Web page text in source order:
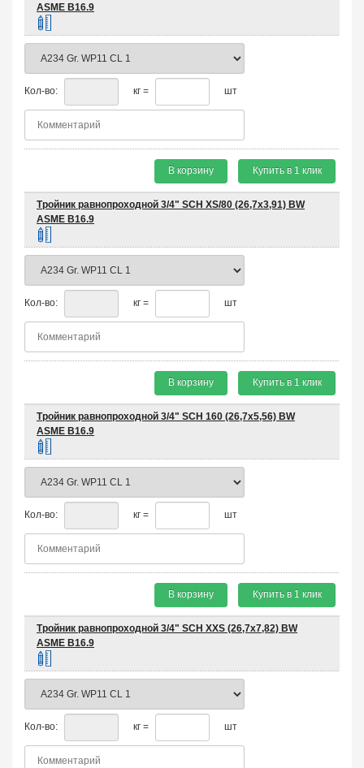
ASME B16.9
Кол-во: кг = шт
В корзину Купить в 1 клик
Тройник равнопроходной 3/4" SCH XS/80 (26,7х3,91) BW
ASME B16.9
Кол-во: кг = шт
В корзину Купить в 1 клик
Тройник равнопроходной 3/4" SCH 160 (26,7х5,56) BW
ASME B16.9
Кол-во: кг = шт
В корзину Купить в 1 клик
Тройник равнопроходной 3/4" SCH XXS (26,7х7,82) BW
ASME B16.9
Кол-во: кг = шт